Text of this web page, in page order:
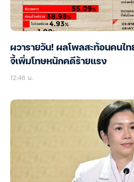
ผวารายวัน! ผลโพลสะท้อนคนไ
จี้เพิ่มโทษหนักคดีร้ายแรง
12:46 น.